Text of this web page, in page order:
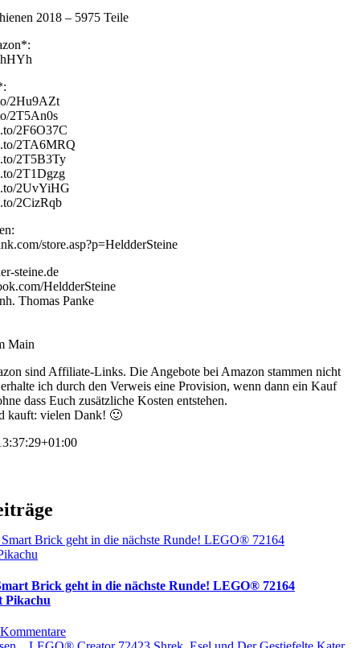
2018 – 5975 Teile
2Hu9AZt
2T5An0s
2F6O37C
2TA6MRQ
2T5B3Ty
2T1Dgzg
2UvYiHG
2CizRqb
store.asp?p=HeldderSteine
steine.de
HeldderSteine
Thomas Panke
Main
sind Affiliate-Links. Die Angebote bei Amazon stammen nicht
ich durch den Verweis eine Provision, wenn dann ein Kauf
dass Euch zusätzliche Kosten entstehen.
kauft: vielen Dank! 🙂
Brick geht in die nächste Runde! LEGO® 72164
Pikachu